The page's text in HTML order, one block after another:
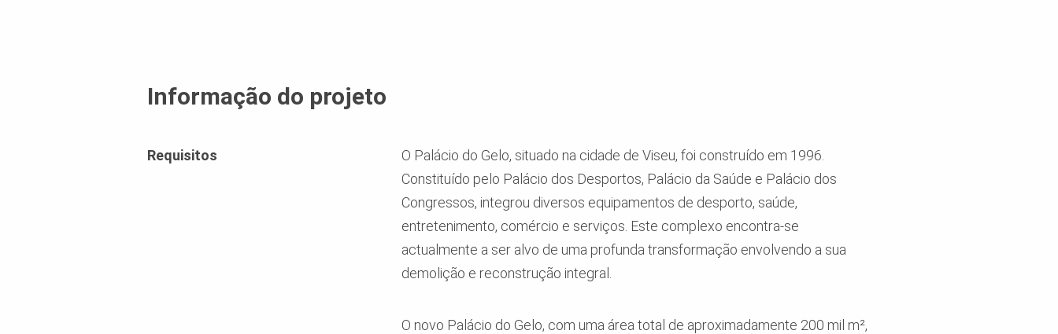
Informação do projeto
Requisitos
O Palácio do Gelo, situado na cidade de Viseu, foi construído em 1996.
Constituído pelo Palácio dos Desportos, Palácio da Saúde e Palácio dos
Congressos, integrou diversos equipamentos de desporto, saúde,
entretenimento, comércio e serviços. Este complexo encontra-se
actualmente a ser alvo de uma profunda transformação envolvendo a sua
demolição e reconstrução integral.
O novo Palácio do Gelo, com uma área total de aproximadamente 200 mil m²,